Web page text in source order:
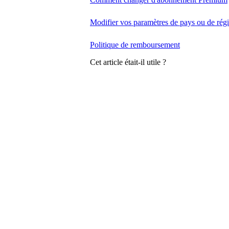
Modifier vos paramètres de pays ou de
Politique de remboursement
Cet article était-il utile ?